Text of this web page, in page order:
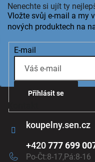
Kontakt
+420777 699
Po-Čt:8-17,Pá:8-16
koupelny.sen.cz
Nenechte si ujít ty
Vložte svůj e-mail a my
nových produktech na
E-mail
Přihlásit se